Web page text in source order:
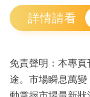
詳情請看
免責聲明：本專
途。市場瞬息萬